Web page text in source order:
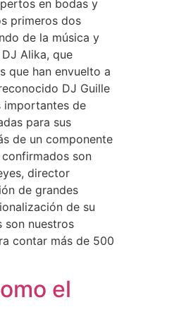
en bodas y
primeros dos
de la música y
Alika, que
que han envuelto a
DJ Guille
importantes de
para sus
de un componente
son
director
de grandes
de su
son nuestros
contar más de 500
el